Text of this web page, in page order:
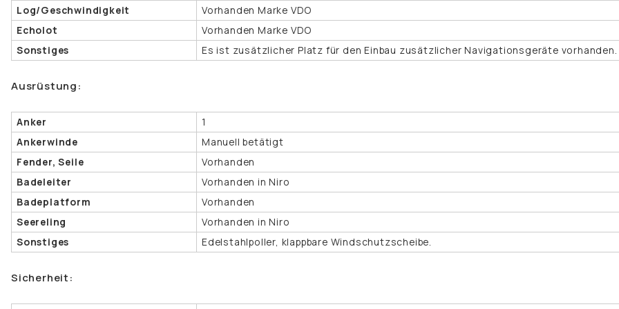
Log/Geschwindigkeit
Vorhanden Marke VDO
Echolot
Vorhanden Marke VDO
Sonstiges
Es ist zusätzlicher Platz für den Einbau zusätzlicher Navigationsgeräte vorhanden.
Ausrüstung:
Anker
1
Ankerwinde
Manuell betätigt
Fender, Seile
Vorhanden
Badeleiter
Vorhanden in Niro
Badeplatform
Vorhanden
Seereling
Vorhanden in Niro
Sonstiges
Edelstahlpoller, klappbare Windschutzscheibe.
Sicherheit: